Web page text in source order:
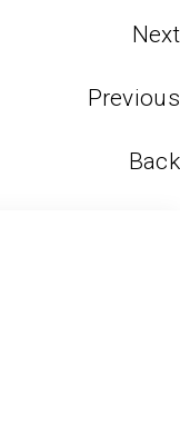
Next
Previous
Back